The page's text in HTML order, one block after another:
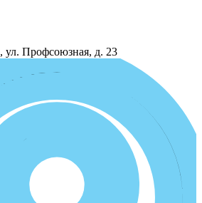
, ул. Профсоюзная, д. 23